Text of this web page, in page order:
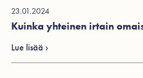
23.01.2024
Kuinka yhteinen irtain
Lue lisää ›